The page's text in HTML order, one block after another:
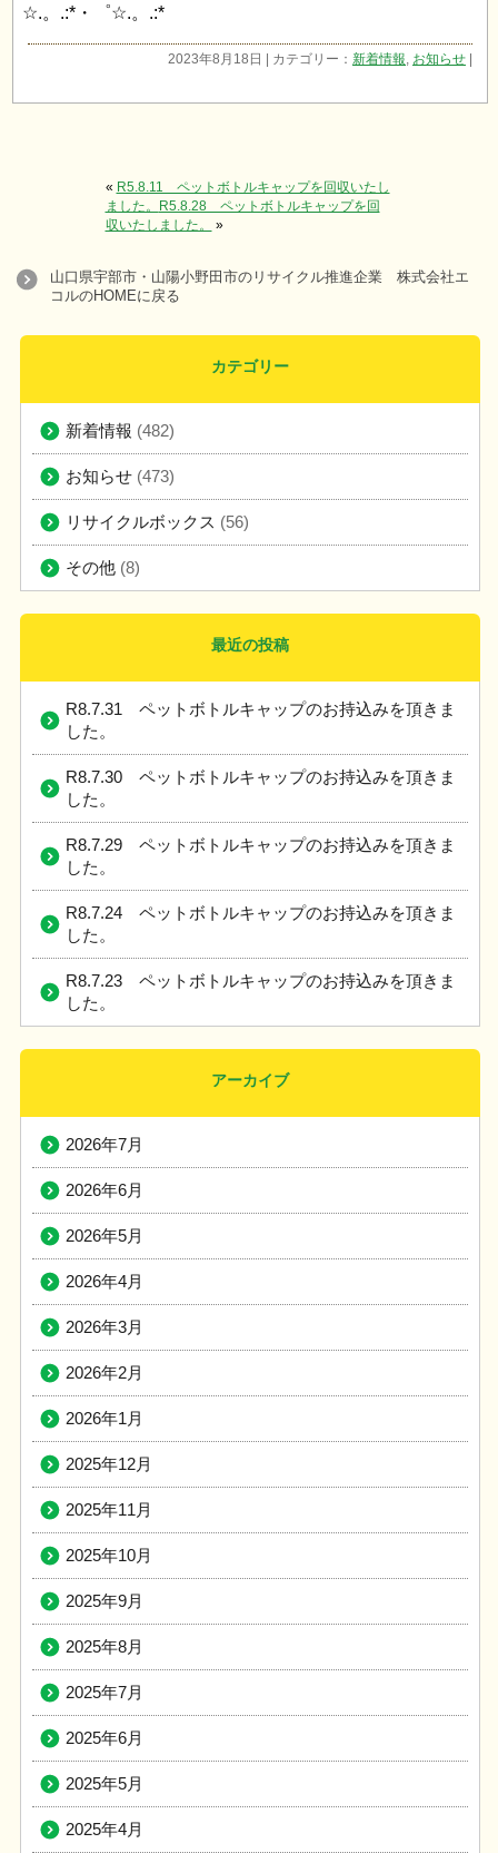
☆.。.:*・゜☆.。.:*
2023年8月18日 | カテゴリー：新着情報 お知らせ |
« R5.8.11 ペットボトルキャップを回収いたし
ました。
R5.8.28 ペットボトルキャップを回
収いたしました。
»
山口県宇部市・山陽小野田市のリサイクル推進企業 株式会社エ
コルのHOMEに戻る
カテゴリー
新着情報 (482)
お知らせ (473)
リサイクルボックス (56)
その他 (8)
最近の投稿
R8.7.31 ペットボトルキャップのお持込みを頂きま
した。
R8.7.30 ペットボトルキャップのお持込みを頂きま
した。
R8.7.29 ペットボトルキャップのお持込みを頂きま
した。
R8.7.24 ペットボトルキャップのお持込みを頂きま
した。
R8.7.23 ペットボトルキャップのお持込みを頂きま
した。
アーカイブ
2026年7月
2026年6月
2026年5月
2026年4月
2026年3月
2026年2月
2026年1月
2025年12月
2025年11月
2025年10月
2025年9月
2025年8月
2025年7月
2025年6月
2025年5月
2025年4月